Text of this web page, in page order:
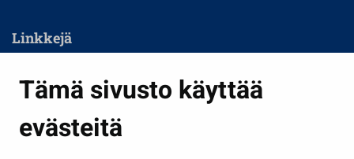
Tämä sivusto käyttää
evästeitä
Linkkejä
Kasvatus ja opetus
Kulttuuri ja liikunta